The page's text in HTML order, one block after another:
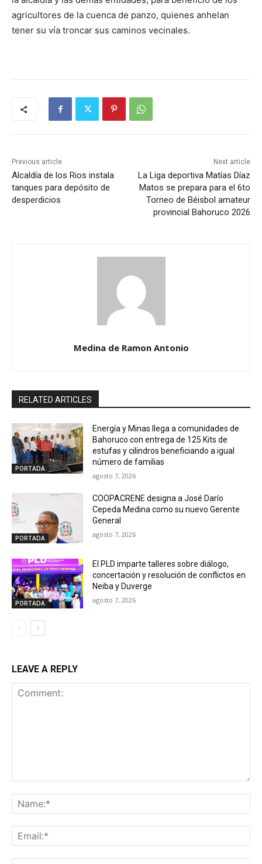
agricultores de la cuenca de panzo, quienes anhelan
tener su vía troncar sus caminos vecinales.
Previous article
Alcaldía de los Rios instala
tanques para depósito de
desperdicios
Next article
La Liga deportiva Matías Díaz
Matos se prepara para el 6to
Torneo de Béisbol amateur
provincial Bahoruco 2026
Medina de Ramon Antonio
RELATED ARTICLES
PORTADA
Energía y Minas llega a comunidades de
Bahoruco con entrega de 125 Kits de
estufas y cilindros beneficiando a igual
número de familias
agosto 7, 2026
PORTADA
COOPACRENE designa a José Darío
Cepeda Medina como su nuevo Gerente
General
agosto 7, 2026
PORTADA
El PLD imparte talleres sobre diálogo,
concertación y resolución de conflictos en
Neiba y Duverge
agosto 7, 2026
LEAVE A REPLY